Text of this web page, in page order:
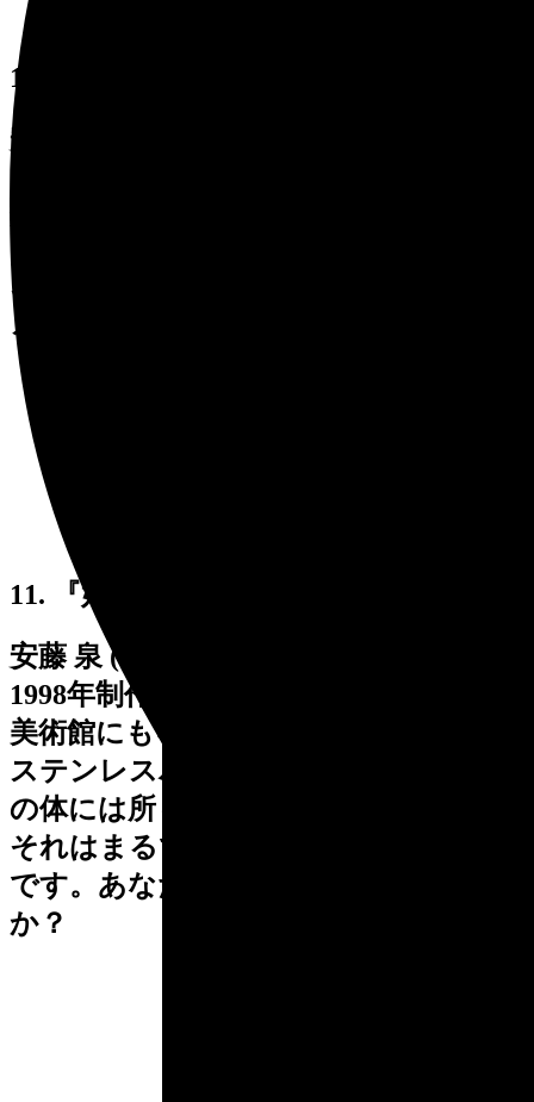
10. 『悠久』
安藤 泉 (あんどう いずみ)
1999年制作 高さ 70cm
鍛金で造られたラクダの像です。すわ
って休憩しているところでしょうか？
その柔らかな曲線は金属板が材料であ
ることを忘れてしまいそうです。
11. 『好奇心』
安藤 泉 (あんどう いずみ)
1998年制作 高さ 570cm
美術館にもキリンがやってきました。
ステンレスパイプや銅板で作られたそ
の体には所々にすきまがありますが、
それはまるでキリンのシマ模様のよう
です。あなたには何に見えるでしょう
か？